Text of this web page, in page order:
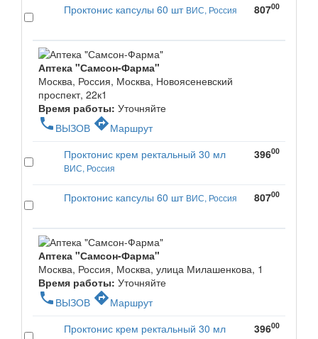
Проктонис капсулы 60 шт ВИС, Россия 80700
Аптека "Самсон-Фарма"
Москва, Россия, Москва, Новоясеневский
проспект, 22к1
Время работы: Уточняйте
phone ВЫЗОВ directionsМаршрут
Проктонис крем ректальный 30 мл
ВИС, Россия
39600
Проктонис капсулы 60 шт ВИС, Россия 80700
Аптека "Самсон-Фарма"
Москва, Россия, Москва, улица Милашенкова, 1
Время работы: Уточняйте
phone ВЫЗОВ directionsМаршрут
Проктонис крем ректальный 30 мл
39600